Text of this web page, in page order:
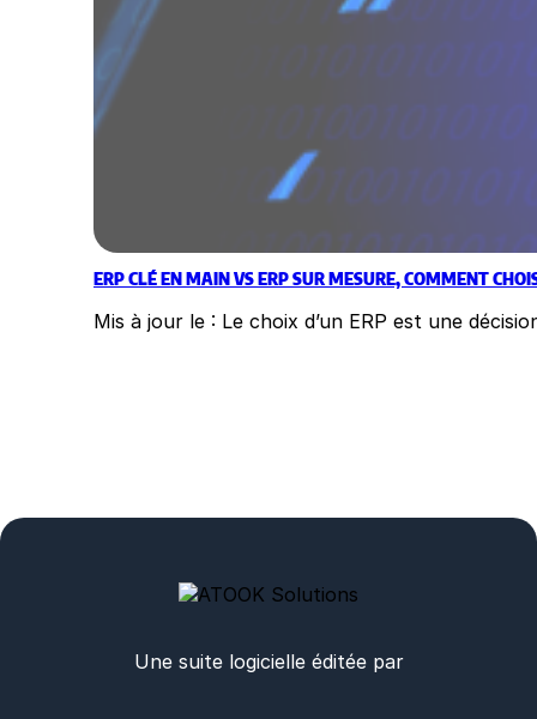
ERP CLÉ EN MAIN VS ERP SUR MESURE, COMMENT
Mis à jour le : Le choix d’un ERP est une
Une suite logicielle éditée par